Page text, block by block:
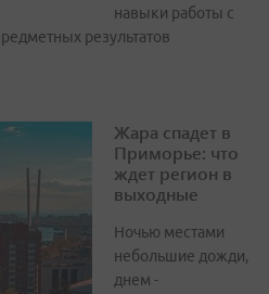
навыки работы с
результатов
Жара спадет в
Приморье: что
ждет регион в
выходные
Ночью местами
небольшие дожди,
днем -